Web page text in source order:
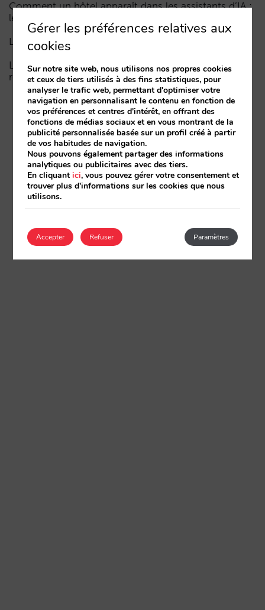
Comment un hôtel apparaît dans les assistants d’IA :
les trois couches de visibilité
La fin de l’ère « Book on Metasearch »
Le funnel dans l’IA est cassé. La clé pour le réparer
réside dans la phase de considération
Gérer les préférences relatives aux
cookies
Sur notre site web, nous utilisons nos propres cookies
et ceux de tiers utilisés à des fins statistiques, pour
analyser le trafic web, permettant d'optimiser votre
navigation en personnalisant le contenu en fonction de
vos préférences et centres d'intérêt, en offrant des
fonctions de médias sociaux et en vous montrant de la
publicité personnalisée basée sur un profil créé à partir
de vos habitudes de navigation.
Nous pouvons également partager des informations
analytiques ou publicitaires avec des tiers.
En cliquantici, vous pouvez gérer votre consentement et
trouver plus d'informations sur les cookies que nous
utilisons.
Accepter Paramètres
Refuser